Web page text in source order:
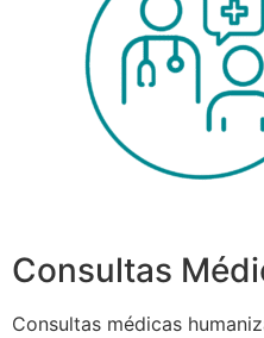
Consultas
Consultas médicas